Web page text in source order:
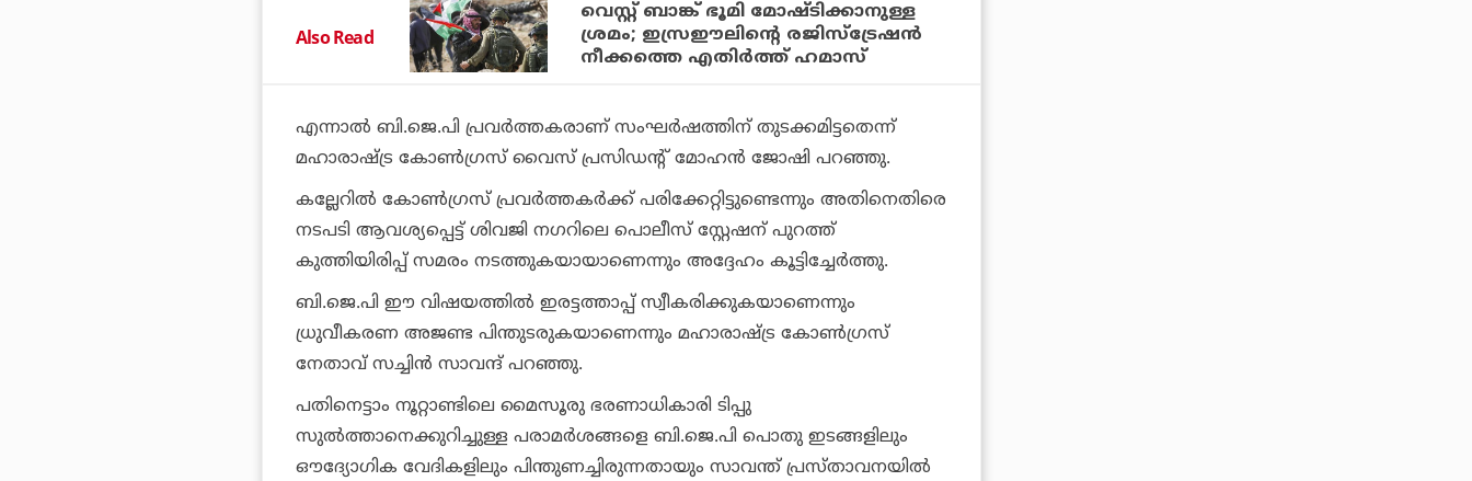
Also Read
വെസ്റ്റ് ബാങ്ക് ഭൂമി മോഷ്ടിക്കാനുള്ള
ശ്രമം; ഇസ്രഈലിന്റെ രജിസ്‌ട്രേഷന്‍
നീക്കത്തെ എതിര്‍ത്ത് ഹമാസ്
എന്നാല്‍ ബി.ജെ.പി പ്രവര്‍ത്തകരാണ് സംഘര്‍ഷത്തിന് തുടക്കമിട്ടതെന്ന്
മഹാരാഷ്ട്ര കോണ്‍ഗ്രസ് വൈസ് പ്രസിഡന്റ് മോഹന്‍ ജോഷി പറഞ്ഞു.
കല്ലേറില്‍ കോണ്‍ഗ്രസ് പ്രവര്‍ത്തകര്‍ക്ക് പരിക്കേറ്റിട്ടുണ്ടെന്നും അതിനെതിരെ
നടപടി ആവശ്യപ്പെട്ട് ശിവജി നഗറിലെ പൊലീസ് സ്റ്റേഷന് പുറത്ത്
കുത്തിയിരിപ്പ് സമരം നടത്തുകയായാണെന്നും അദ്ദേഹം കൂട്ടിച്ചേര്‍ത്തു.
ബി.ജെ.പി ഈ വിഷയത്തില്‍ ഇരട്ടത്താപ്പ് സ്വീകരിക്കുകയാണെന്നും
ധ്രുവീകരണ അജണ്ട പിന്തുടരുകയാണെന്നും മഹാരാഷ്ട്ര കോണ്‍ഗ്രസ്
നേതാവ് സച്ചിന്‍ സാവന്ദ് പറഞ്ഞു.
പതിനെട്ടാം നൂറ്റാണ്ടിലെ മൈസൂരു ഭരണാധികാരി ടിപ്പു
സുല്‍ത്താനെക്കുറിച്ചുള്ള പരാമര്‍ശങ്ങളെ ബി.ജെ.പി പൊതു ഇടങ്ങളിലും
ഔദ്യോഗിക വേദികളിലും പിന്തുണച്ചിരുന്നതായും സാവന്ത് പ്രസ്താവനയില്‍